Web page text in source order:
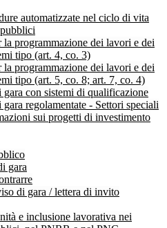
automatizzate nel ciclo di vita
la programmazione dei lavori e dei
tipo (art. 4, co. 3)
la programmazione dei lavori e dei
tipo (art. 5, co. 8; art. 7, co. 4)
gara con sistemi di qualificazione
gara regolamentate - Settori speciali
sui progetti di investimento
gara
di gara / lettera di invito
e inclusione lavorativa nei